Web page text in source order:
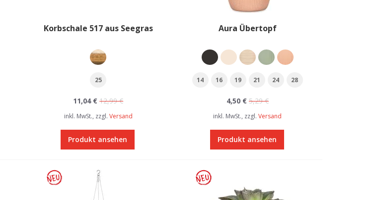
Korbschale 517 aus Seegras
25
11,04 € 12,99 €
inkl. MwSt., zzgl. Versand
Produkt ansehen
Aura Übertopf
14 16 19 21 24 28
4,50 € 5,29 €
inkl. MwSt., zzgl.Versand
Produkt ansehen